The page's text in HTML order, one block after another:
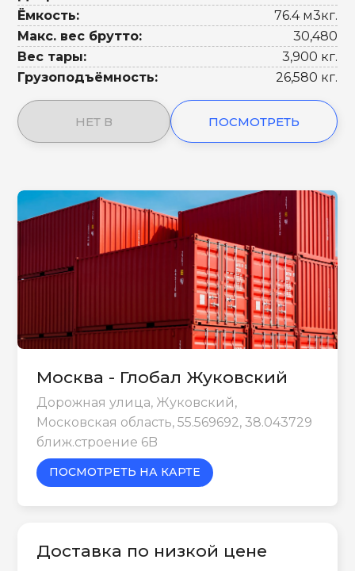
Ёмкость:
76.4 м3кг.
Макс. вес брутто:
30,480
Вес тары:
3,900 кг.
Грузоподъёмность:
26,580 кг.
НЕТ В ПОСМОТРЕТЬ
Москва - Глобал Жуковский
Дорожная улица, Жуковский,
Московская область, 55.569692, 38.043729
ближ.строение 6B
ПОСМОТРЕТЬ НА КАРТЕ
Доставка по низкой цене